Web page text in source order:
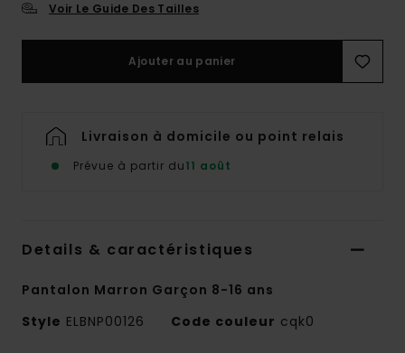
Voir Le Guide Des Tailles
Ajouter au panier
Livraison à domicile ou point relais
Prévue à partir du11 août
Details & caractéristiques
Pantalon Marron Garçon 8-16 ans
Style ELBNP00126 Code couleur cqk0